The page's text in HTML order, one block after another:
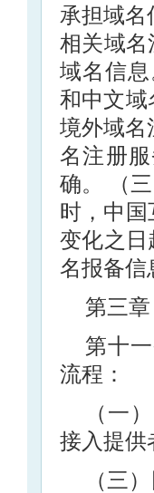
承担域名
相关域名
域名信
和中文域
境外域名
名注册
确。 （
时，中
变化之日
名报备信
第三
第十
流程：
（一
接入提供
（三